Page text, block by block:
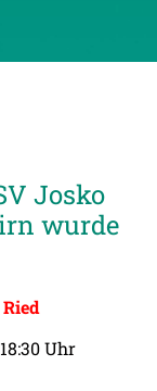
Josko
wurde
Uhr